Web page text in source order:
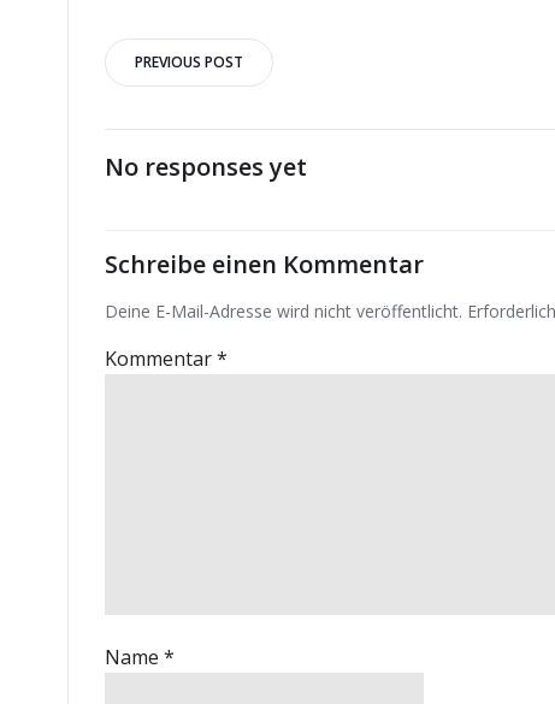
Post
navigation
PREVIOUS POST
No responses yet
Schreibe einen Kommentar
Deine E-Mail-Adresse wird nicht veröffentlicht.
Kommentar*
Name *